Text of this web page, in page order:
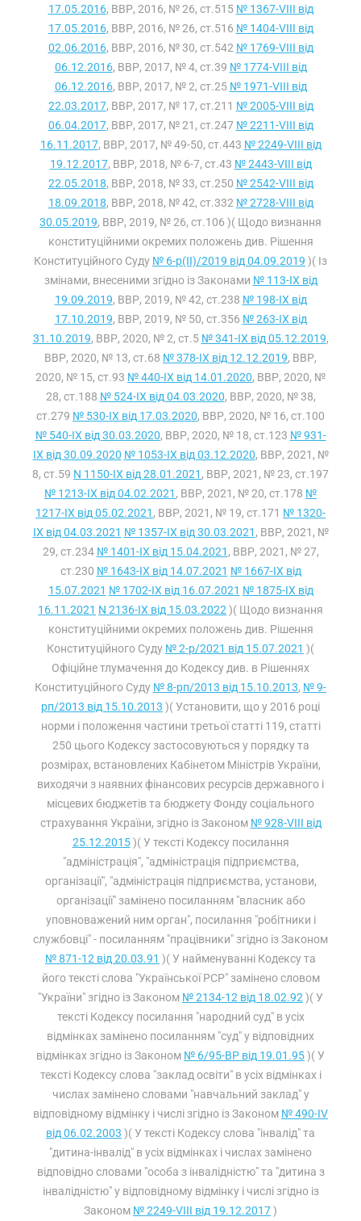
17.05.2016, ВВР, 2016, № 26, ст.515 № 1367-VIII від
17.05.2016, ВВР, 2016, № 26, ст.516 № 1404-VIII від
02.06.2016, ВВР, 2016, № 30, ст.542 № 1769-VIII від
06.12.2016, ВВР, 2017, № 4, ст.39 № 1774-VIII від
06.12.2016, ВВР, 2017, № 2, ст.25 № 1971-VIII від
22.03.2017, ВВР, 2017, № 17, ст.211 № 2005-VIII від
06.04.2017, ВВР, 2017, № 21, ст.247 № 2211-VIII від
16.11.2017, ВВР, 2017, № 49-50, ст.443 № 2249-VIII від
19.12.2017, ВВР, 2018, № 6-7, ст.43 № 2443-VIII від
22.05.2018, ВВР, 2018, № 33, ст.250 № 2542-VIII від
18.09.2018, ВВР, 2018, № 42, ст.332 № 2728-VIII від
30.05.2019, ВВР, 2019, № 26, ст.106 )( Щодо визнання
конституційними окремих положень див. Рішення
Конституційного Суду № 6-р(II)/2019 від 04.09.2019 )( Із
змінами, внесеними згідно із Законами № 113-IX від
19.09.2019, ВВР, 2019, № 42, ст.238 № 198-IX від
17.10.2019, ВВР, 2019, № 50, ст.356 № 263-IX від
31.10.2019, ВВР, 2020, № 2, ст.5 № 341-IX від 05.12.2019,
ВВР, 2020, № 13, ст.68 № 378-IX від 12.12.2019, ВВР,
2020, № 15, ст.93 № 440-IX від 14.01.2020, ВВР, 2020, №
28, ст.188 № 524-IX від 04.03.2020, ВВР, 2020, № 38,
ст.279 № 530-IX від 17.03.2020, ВВР, 2020, № 16, ст.100
№ 540-IX від 30.03.2020, ВВР, 2020, № 18, ст.123 № 931-
IX від 30.09.2020 № 1053-IX від 03.12.2020, ВВР, 2021, №
8, ст.59 N 1150-IX від 28.01.2021 , ВВР, 2021, № 23, ст.197
№ 1213-IX від 04.02.2021 , ВВР, 2021, № 20, ст.178 №
1217-IX від 05.02.2021 , ВВР, 2021, № 19, ст.171 № 1320-
IX від 04.03.2021 № 1357-IX від 30.03.2021 , ВВР, 2021, №
29, ст.234 № 1401-IX від 15.04.2021 , ВВР, 2021, № 27,
ст.230 № 1643-IX від 14.07.2021 № 1667-IX від
15.07.2021 № 1702-IX від 16.07.2021 № 1875-IX від
16.11.2021 N 2136-IX від 15.03.2022 )( Щодо визнання
конституційними окремих положень див. Рішення
Конституційного Суду № 2-р/2021 від 15.07.2021 )(
Офіційне тлумачення до Кодексу див. в Рішеннях
Конституційного Суду № 8-рп/2013 від 15.10.2013, № 9-
рп/2013 від 15.10.2013 )( Установити, що у 2016 році
норми і положення частини третьої статті 119, статті
250 цього Кодексу застосовуються у порядку та
розмірах, встановлених Кабінетом Міністрів України,
виходячи з наявних фінансових ресурсів державного і
місцевих бюджетів та бюджету Фонду соціального
страхування України, згідно із Законом № 928-VIII від
25.12.2015)( У тексті Кодексу посилання
"адміністрація", "адміністрація підприємства,
організації", "адміністрація підприємства, установи,
організації" замінено посиланням "власник або
уповноважений ним орган", посилання "робітники і
службовці" - посиланням "працівники" згідно із Законом
№ 871-12 від 20.03.91 )( У найменуванні Кодексу та
його тексті слова "Української РСР" замінено словом
"України" згідно із Законом № 2134-12 від 18.02.92 )( У
тексті Кодексу посилання "народний суд" в усіх
відмінках замінено посиланням "суд" у відповідних
відмінках згідно із Законом № 6/95-ВР від 19.01.95)( У
тексті Кодексу слова "заклад освіти" в усіх відмінках і
числах замінено словами "навчальний заклад" у
відповідному відмінку і числі згідно із Законом № 490-IV
від 06.02.2003 )( У тексті Кодексу слова "інвалід" та
"дитина-інвалід" в усіх відмінках і числах замінено
відповідно словами "особа з інвалідністю" та "дитина з
інвалідністю" у відповідному відмінку і числі згідно із
Законом № 2249-VIII від 19.12.2017)